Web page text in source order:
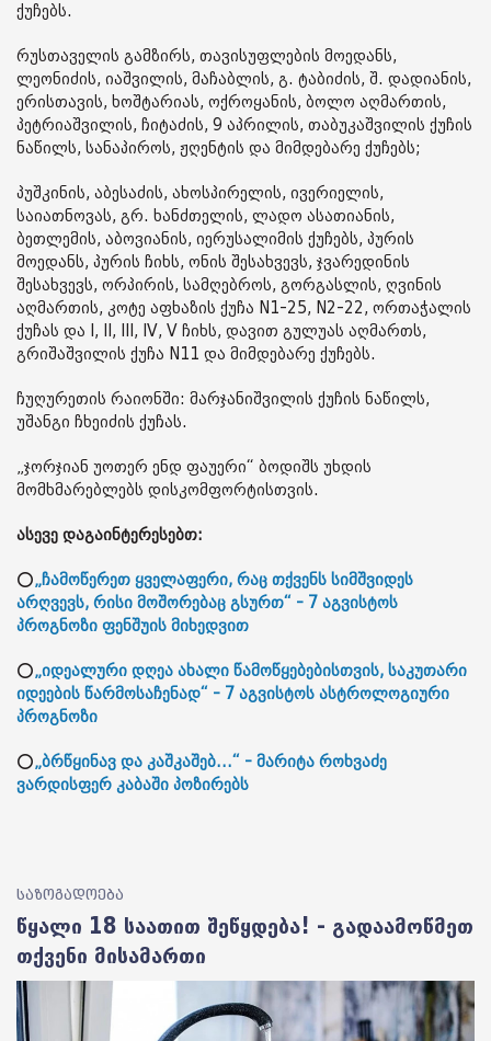
ქუჩებს.
რუსთაველის გამზირს, თავისუფლების მოედანს,
ლეონიძის, იაშვილის, მაჩაბლის, გ. ტაბიძის, შ. დადიანის,
ერისთავის, ხოშტარიას, ოქროყანის, ბოლო აღმართის,
პეტრიაშვილის, ჩიტაძის, 9 აპრილის, თაბუკაშვილის ქუჩის
ნაწილს, სანაპიროს, ჟღენტის და მიმდებარე ქუჩებს;
პუშკინის, აბესაძის, ახოსპირელის, ივერიელის,
საიათნოვას, გრ. ხანძთელის, ლადო ასათიანის,
ბეთლემის, აბოვიანის, იერუსალიმის ქუჩებს, პურის
მოედანს, პურის ჩიხს, ონის შესახვევს, ჯვარედინის
შესახვევს, ორპირის, სამღებროს, გორგასლის, ღვინის
აღმართის, კოტე აფხაზის ქუჩა N1-25, N2-22, ორთაჭალის
ქუჩას და I, II, III, IV, V ჩიხს, დავით გულუას აღმართს,
გრიშაშვილის ქუჩა N11 და მიმდებარე ქუჩებს.
ჩუღურეთის რაიონში: მარჯანიშვილის ქუჩის ნაწილს,
უშანგი ჩხეიძის ქუჩას.
„ჯორჯიან უოთერ ენდ ფაუერი“ ბოდიშს უხდის
მომხმარებლებს დისკომფორტისთვის.
ასევე დაგაინტერესებთ:
⭕„ჩამოწერეთ ყველაფერი, რაც თქვენს სიმშვიდეს
არღვევს, რისი მოშორებაც გსურთ“ - 7 აგვისტოს
პროგნოზი ფენშუის მიხედვით
⭕„იდეალური დღეა ახალი წამოწყებებისთვის, საკუთარი
იდეების წარმოსაჩენად“ - 7 აგვისტოს ასტროლოგიური
პროგნოზი
⭕„ბრწყინავ და კაშკაშებ...“ - მარიტა როხვაძე
ვარდისფერ კაბაში პოზირებს
საზოგადოება
წყალი 18 საათით შეწყდება! - გადაამოწმეთ
თქვენი მისამართი